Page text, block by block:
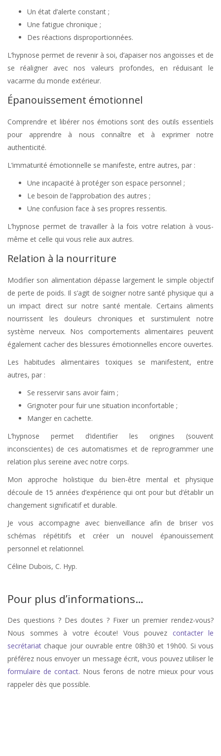
Un état d’alerte constant ;
Une fatigue chronique ;
Des réactions disproportionnées.
L’hypnose permet de revenir à soi, d’apaiser nos angoisses et de
se réaligner avec nos valeurs profondes, en réduisant le
vacarme du monde extérieur.
Épanouissement émotionnel
Comprendre et libérer nos émotions sont des outils essentiels
pour apprendre à nous connaître et à exprimer notre
authenticité.
L’immaturité émotionnelle se manifeste, entre autres, par :
Une incapacité à protéger son espace personnel ;
Le besoin de l’approbation des autres ;
Une confusion face à ses propres ressentis.
L’hypnose permet de travailler à la fois votre relation à vous-
même et celle qui vous relie aux autres.
Relation à la nourriture
Modifier son alimentation dépasse largement le simple objectif
de perte de poids. Il s’agit de soigner notre santé physique qui a
un impact direct sur notre santé mentale. Certains aliments
nourrissent les douleurs chroniques et surstimulent notre
système nerveux. Nos comportements alimentaires peuvent
également cacher des blessures émotionnelles encore ouvertes.
Les habitudes alimentaires toxiques se manifestent, entre
autres, par :
Se resservir sans avoir faim ;
Grignoter pour fuir une situation inconfortable ;
Manger en cachette.
L’hypnose permet d’identifier les origines (souvent
inconscientes) de ces automatismes et de reprogrammer une
relation plus sereine avec notre corps.
Mon approche holistique du bien-être mental et physique
découle de 15 années d’expérience qui ont pour but d’établir un
changement significatif et durable.
Je vous accompagne avec bienveillance afin de briser vos
schémas répétitifs et créer un nouvel épanouissement
personnel et relationnel.
Céline Dubois, C. Hyp.
Pour plus d’informations…
Des questions ? Des doutes ? Fixer un premier rendez-vous?
Nous sommes à votre écoute! Vous pouvez contacter le
secrétariat chaque jour ouvrable entre 08h30 et 19h00. Si vous
préférez nous envoyer un message écrit, vous pouvez utiliser le
formulaire de contact. Nous ferons de notre mieux pour vous
rappeler dès que possible.